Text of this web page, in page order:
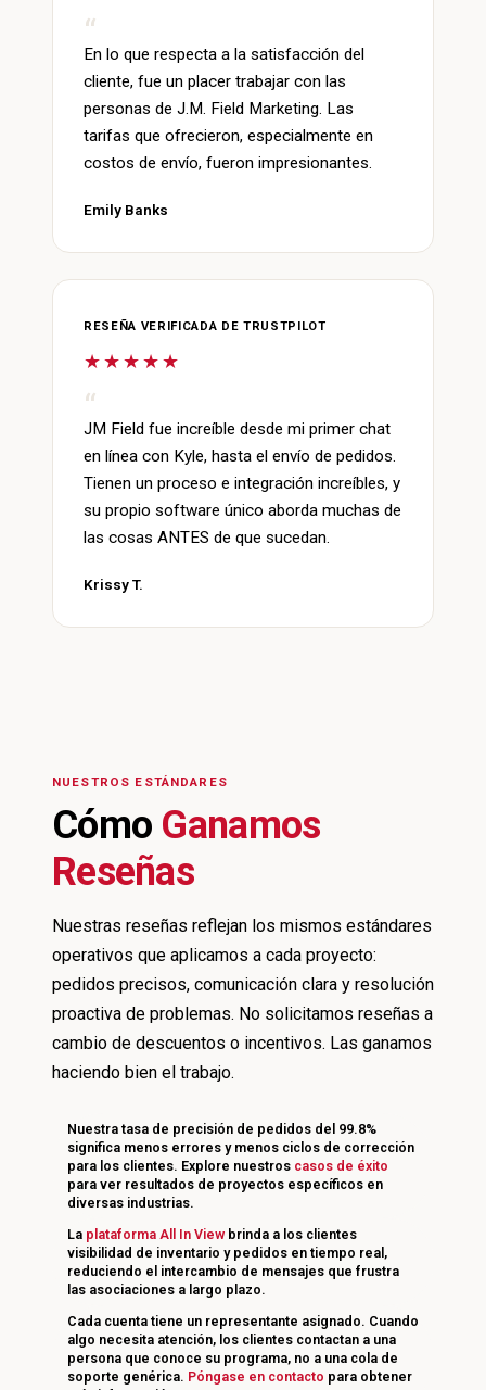
En lo que respecta a la satisfacción del
cliente, fue un placer trabajar con las
personas de J.M. Field Marketing. Las
tarifas que ofrecieron, especialmente en
costos de envío, fueron impresionantes.
Emily Banks
RESEÑA VERIFICADA DE TRUSTPILOT
★★★★★
JM Field fue increíble desde mi primer chat
en línea con Kyle, hasta el envío de pedidos.
Tienen un proceso e integración increíbles, y
su propio software único aborda muchas de
las cosas ANTES de que sucedan.
Krissy T.
NUESTROS ESTÁNDARES
Cómo Ganamos
Reseñas
Nuestras reseñas reflejan los mismos estándares
operativos que aplicamos a cada proyecto:
pedidos precisos, comunicación clara y resolución
proactiva de problemas. No solicitamos reseñas a
cambio de descuentos o incentivos. Las ganamos
haciendo bien el trabajo.
Nuestra tasa de precisión de pedidos del 99.8%
significa menos errores y menos ciclos de corrección
para los clientes. Explore nuestros casos de éxito
para ver resultados de proyectos específicos en
diversas industrias.
La plataforma All In View brinda a los clientes
visibilidad de inventario y pedidos en tiempo real,
reduciendo el intercambio de mensajes que frustra
las asociaciones a largo plazo.
Cada cuenta tiene un representante asignado. Cuando
algo necesita atención, los clientes contactan a una
persona que conoce su programa, no a una cola de
soporte genérica. Póngase en contacto para obtener